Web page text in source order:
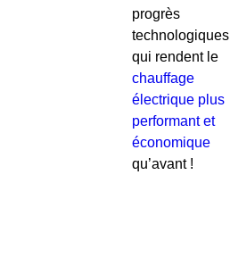
progrès
technologiques
qui rendent le
chauffage
électrique plus
performant et
économique
qu’avant !